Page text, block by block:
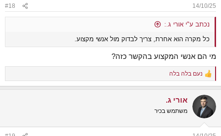
14/10/25
#18
נכתב ע"י אורי ג.:
כל מקרה הוא אחרת, צריך לבדוק מול אנשי מקצוע.
מי הם אנשי המקצוע בהקשר כזה?
R
e
c
t
i
נעם בלה בלה
אורי ג.
משתמש בכיר